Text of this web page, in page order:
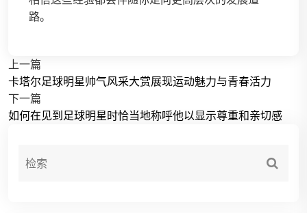
路。
上一篇
卡塔尔足球明星帅气风采大赏展现运动魅力与青春活力
下一篇
如何在见到足球明星时恰当地称呼他以显示尊重和亲切感